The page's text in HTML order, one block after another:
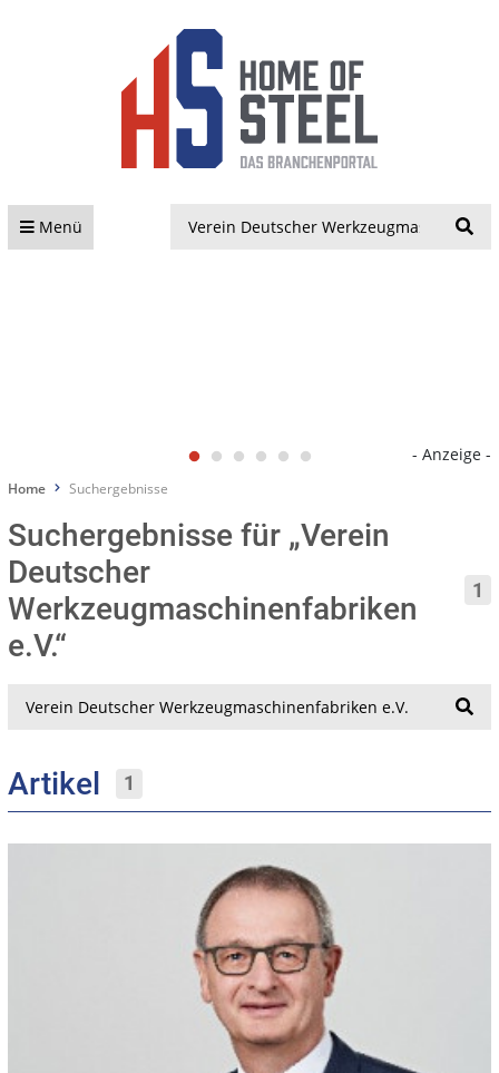
Menü
- Anzeige -
Home Suchergebnisse
Suchergebnisse für „Verein
Deutscher
Werkzeugmaschinenfabriken
e.V.“
1
Artikel 1